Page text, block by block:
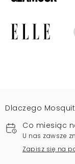
Dlaczego
Co miesiąc
U nas zawsze
Zapisz się na